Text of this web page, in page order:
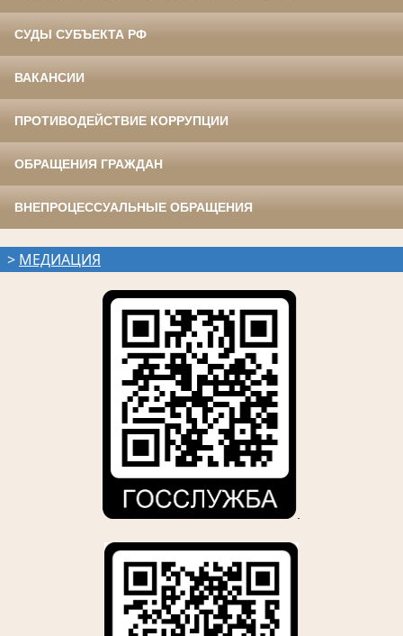
СУДЫ СУБЪЕКТА РФ
ВАКАНСИИ
ПРОТИВОДЕЙСТВИЕ КОРРУПЦИИ
ОБРАЩЕНИЯ ГРАЖДАН
ВНЕПРОЦЕССУАЛЬНЫЕ ОБРАЩЕНИЯ
> МЕДИАЦИЯ